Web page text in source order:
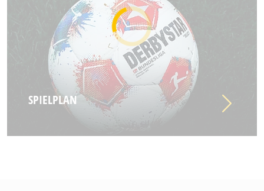
SPIELPLAN